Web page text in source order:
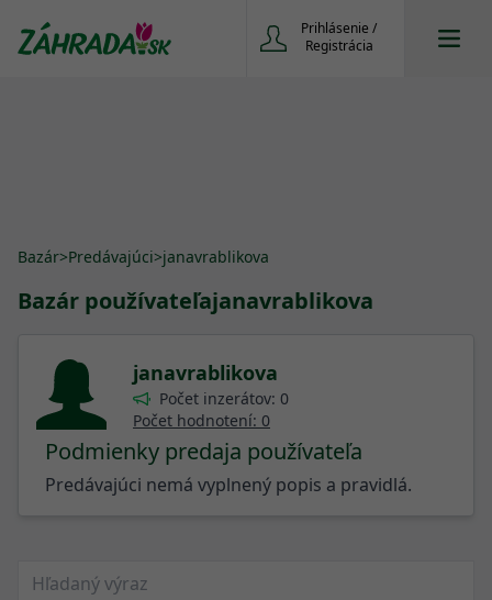
Prihlásenie /
Registrácia
Bazár>Predávajúci>janavrablikova
Bazár používateľajanavrablikova
janavrablikova
Počet inzerátov: 0
Počet hodnotení: 0
Podmienky predaja používateľa
Predávajúci nemá vyplnený popis a pravidlá.